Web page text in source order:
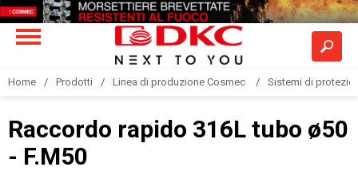
Home Prodotti Linea di produzione Cosmec Sistemi di
Raccordo rapido 316L tubo ø50
- F.M50